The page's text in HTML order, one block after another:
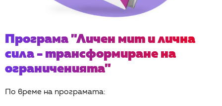
Програма "Личен мит и лична
сила - трансформиране на
ограниченията"
По време на програмата: